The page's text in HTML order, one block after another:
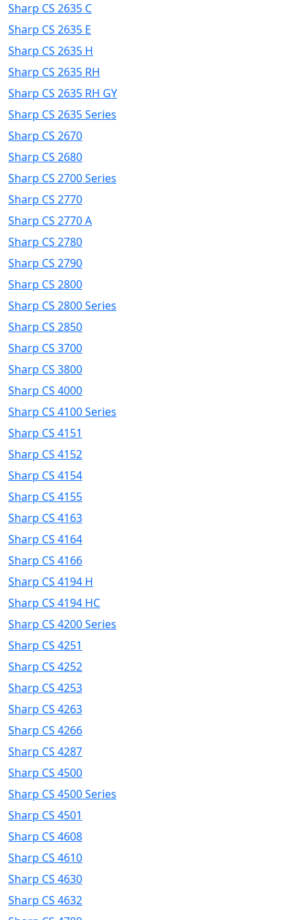
Sharp CS 2635 C
Sharp CS 2635 E
Sharp CS 2635 H
Sharp CS 2635 RH
Sharp CS 2635 RH GY
Sharp CS 2635 Series
Sharp CS 2670
Sharp CS 2680
Sharp CS 2700 Series
Sharp CS 2770
Sharp CS 2770 A
Sharp CS 2780
Sharp CS 2790
Sharp CS 2800
Sharp CS 2800 Series
Sharp CS 2850
Sharp CS 3700
Sharp CS 3800
Sharp CS 4000
Sharp CS 4100 Series
Sharp CS 4151
Sharp CS 4152
Sharp CS 4154
Sharp CS 4155
Sharp CS 4163
Sharp CS 4164
Sharp CS 4166
Sharp CS 4194 H
Sharp CS 4194 HC
Sharp CS 4200 Series
Sharp CS 4251
Sharp CS 4252
Sharp CS 4253
Sharp CS 4263
Sharp CS 4266
Sharp CS 4287
Sharp CS 4500
Sharp CS 4500 Series
Sharp CS 4501
Sharp CS 4608
Sharp CS 4610
Sharp CS 4630
Sharp CS 4632